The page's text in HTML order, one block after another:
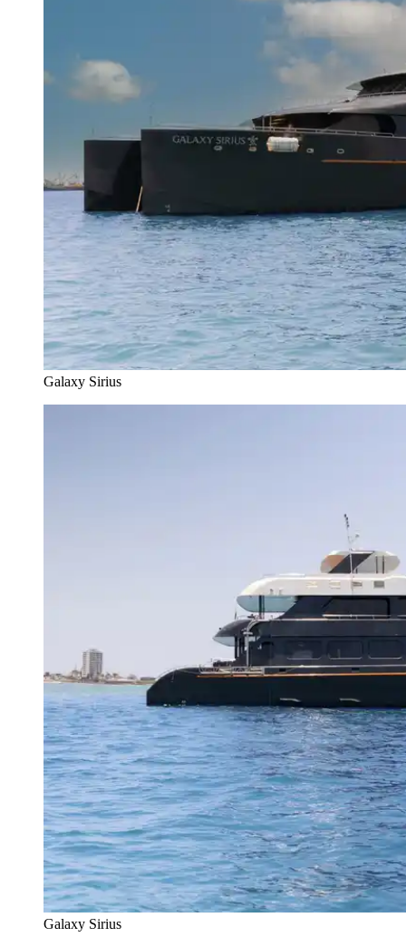
Galaxy Sirius
Galaxy Sirius